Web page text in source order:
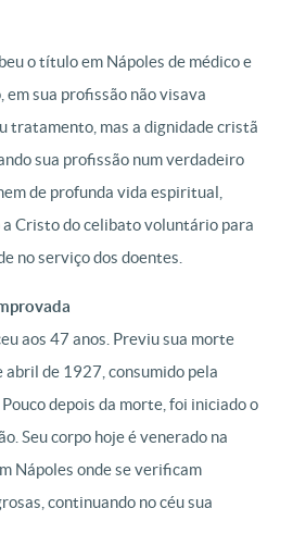
o título em Nápoles de médico e
em sua profissão não visava
tratamento, mas a dignidade cristã
sua profissão num verdadeiro
de profunda vida espiritual,
Cristo do celibato voluntário para
no serviço dos doentes.
aos 47 anos. Previu sua morte
abril de 1927, consumido pela
depois da morte, foi iniciado o
Seu corpo hoje é venerado na
Nápoles onde se verificam
continuando no céu sua